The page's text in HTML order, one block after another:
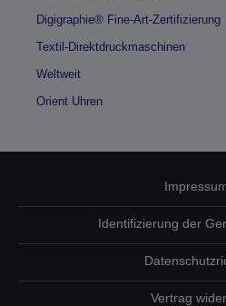
Digigraphie® Fine-Art-Zertifizierung
Textil-Direktdruckmaschinen
Weltweit
Orient Uhren
Identifizierung der
Vertrag